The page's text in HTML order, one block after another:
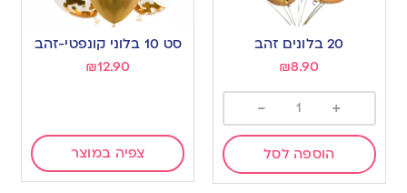
20 בלונים זהב
₪8.90
+
-
הוספה לסל
Add
to
סט 10 בלוני קונפטי-זהב
₪12.90
צפיה במוצר